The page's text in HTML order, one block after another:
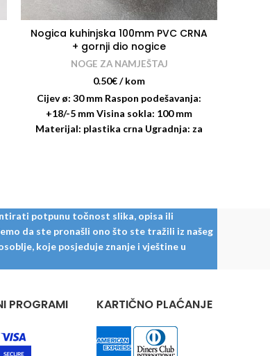
Nogica kuhinjska 100mm PVC CRNA
+ gornji dio nogice
NOGE ZA NAMJEŠTAJ
0.50€/ kom
Cijev ø: 30 mm Raspon podešavanja:
+18/-5 mm Visina sokla: 100 mm
Materijal: plastika crna Ugradnja: za
potpunu točnost slika, opisa ili
da ste pronašli ono što ste tražili iz našeg
koje posjeduje znanje i vještine u
PROGRAMI KARTIČNO PLAĆANJE